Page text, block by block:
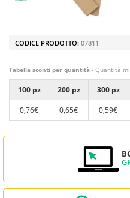
CODICE PRODOTTO: 07811
Tabella sconti per quantità - Quantità
100 pz 200 pz 300 pz
0,76€
0,65€ 0,59€